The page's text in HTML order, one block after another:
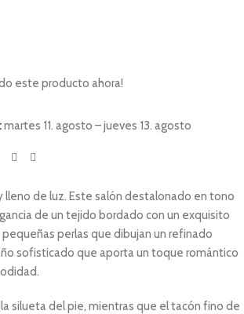
este producto ahora!
martes 11. agosto – jueves 13. agosto
de luz. Este salón destalonado en tono
de un tejido bordado con un exquisito
perlas que dibujan un refinado
sofisticado que aporta un toque romántico
silueta del pie, mientras que el tacón fino de